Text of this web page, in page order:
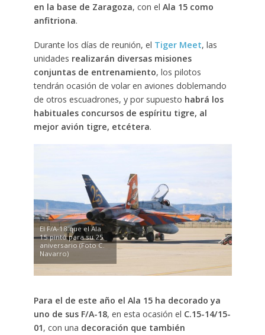
en la base de Zaragoza, con el Ala 15 como
anfitriona.
Durante los días de reunión, el Tiger Meet, las
unidades realizarán diversas misiones
conjuntas de entrenamiento, los pilotos
tendrán ocasión de volar en aviones doblemando
de otros escuadrones, y por supuesto habrá los
habituales concursos de espíritu tigre, al
mejor avión tigre, etcétera.
El F/A-18 que el Ala
15 pintó para su 25
aniversario (Foto C.
Navarro)
Para el de este año el Ala 15 ha decorado ya
uno de sus F/A-18, en esta ocasión el C.15-14/15-
01, con una decoración que también